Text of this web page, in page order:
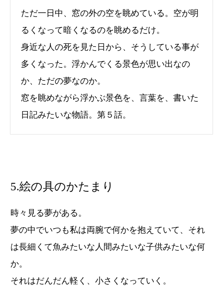
ただ一日中、窓の外の空を眺めている。空が明
るくなって暗くなるのを眺めるだけ。
身近な人の死を見た日から、そうしている事が
多くなった。浮かんでくる景色が思い出なの
か、ただの夢なのか。
窓を眺めながら浮かぶ景色を、言葉を、書いた
日記みたいな物語。第５話。
5.絵の具のかたまり
時々見る夢がある。
夢の中でいつも私は両腕で何かを抱えていて、それ
は長細くて魚みたいな人間みたいな子供みたいな何
か。
それはだんだん軽く、小さくなっていく。